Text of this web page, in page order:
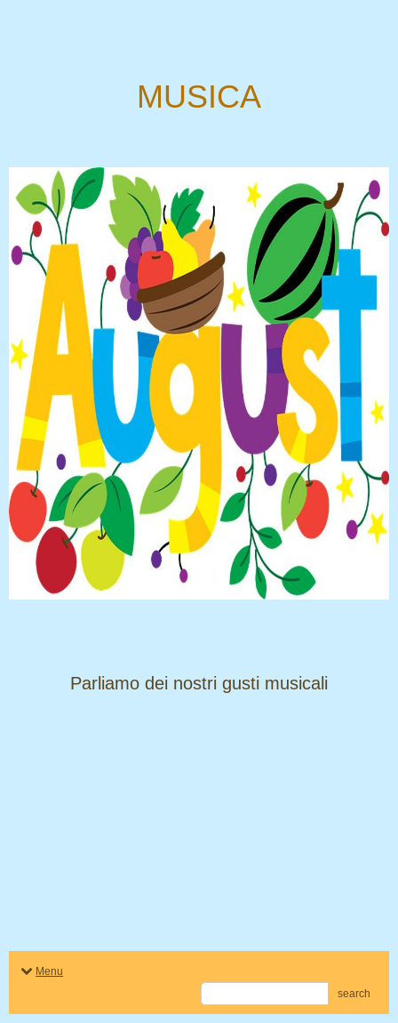
MUSICA
​​​​​​​Parliamo dei nostri gusti musicali
Menu
search